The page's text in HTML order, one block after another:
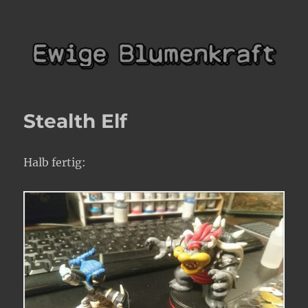
Ewige Blumenkraft
Stealth Elf
Halb fertig: